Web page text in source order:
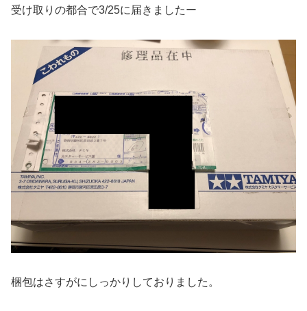
受け取りの都合で3/25に届きましたー
梱包はさすがにしっかりしておりました。